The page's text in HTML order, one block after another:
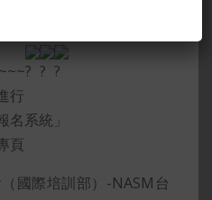
行
系統」
頁
國際培訓部）-NASM台